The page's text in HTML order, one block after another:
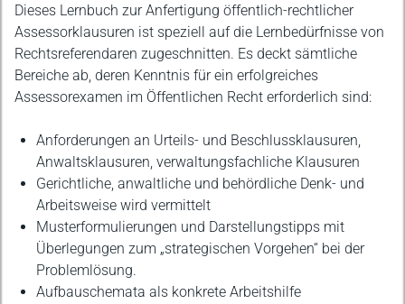
Beschreibung
Dieses Lernbuch zur Anfertigung öffentlich-rechtlicher
Assessorklausuren ist speziell auf die Lernbedürfnisse von
Rechtsreferendaren zugeschnitten. Es deckt sämtliche
Bereiche ab, deren Kenntnis für ein erfolgreiches
Assessorexamen im Öffentlichen Recht erforderlich sind:
Anforderungen an Urteils- und Beschlussklausuren,
Anwaltsklausuren, verwaltungsfachliche Klausuren
Gerichtliche, anwaltliche und behördliche Denk- und
Arbeitsweise wird vermittelt
Musterformulierungen und Darstellungstipps mit
Überlegungen zum „strategischen Vorgehen“ bei der
Problemlösung.
Aufbauschemata als konkrete Arbeitshilfe